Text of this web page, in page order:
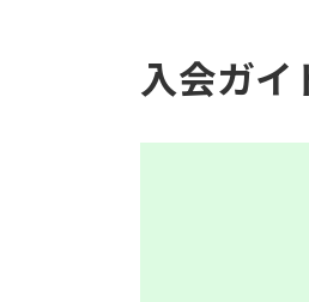
入会ガイ